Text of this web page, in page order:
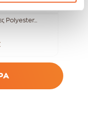
Polyester...